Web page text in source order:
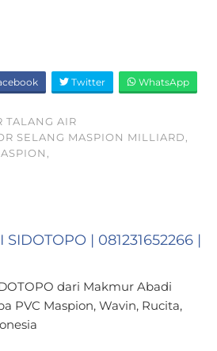
Twitter WhatsApp
TALANG AIR
SELANG MASPION MILLIARD,
| 081231652266 |
dari Makmur Abadi
PVC Maspion, Wavin, Rucita,